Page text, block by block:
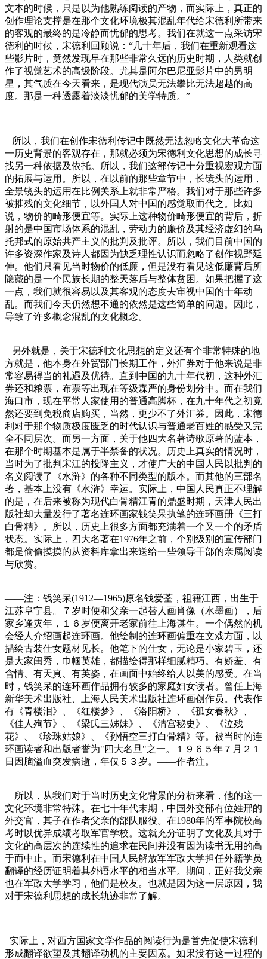
文本的时候，只是以为他熟练阅读的产物，而实际上，真正的
创作理论支撑是在那个文化环境极其混乱年代给宋德利所带来
的客观的最终的是冷静而忧郁的思考。我们在就这一点采访宋
德利的时候，宋德利回顾说：“几十年后，我们在重新观看这
些影片时，竟然发现早在那些非常久远的历史时期，人类就创
作了视觉艺术的高级阶段。尤其是阿尔巴尼亚影片中的男明
星，其气质在今天看来，是现代演员无法攀比无法超越的高
度。那是一种透露着淡淡忧郁的美学特质。”
所以，我们在创作宋德利传记中既然无法忽略文化大革命这
一历史背景的客观存在，那就必须为宋德利文化思想的成长寻
找另一种依据及依托。所以，我们这部传记十分重视宏观方面
的拓展与运用。所以，在以前的那些章节中，长镜头的运用，
全景镜头的运用在比例关系上就非常严格。我们对于那些许多
被摧残的文化细节，以外国人对中国的感觉取而代之。比如
说，物价的畸形便宜等。实际上这种物价畸形便宜的背后，折
射的是中国市场体系的混乱，劳动力的廉价及其经济虚幻的乌
托邦式的原始共产主义的批判及批评。所以，我们目前中国的
许多资深作家及诗人都因为缺乏理性认识而忽略了创作视野延
伸。他们只看见当时物价的低廉，但是没有看见这低廉背后所
隐藏的是一个民族长期的整天落后与整体贫困。如果把握了这
一点，我们就很容易以及其客观的态度去审视中国的十年动
乱。而我们今天仍然想不通的依然是这些简单的问题。因此，
导致了许多概念混乱的文化概念。
另外就是，关于宋德利文化思想的定义还有个非常特殊的地
方就是，他本身在外贸部门长期工作，外汇券对于他来说是非
常容易得当的礼遇及优待。直到中国的九十年代初，这种外汇
券还和粮票，布票等出现在等级森严的身份划分中。而在我们
海口市，现在平常人家使用的普通高脚杯，在九十年代之初竟
然还要到免税商店购买，当然，更少不了外汇券。因此，宋德
利对于那个物质极度匮乏的时代认识与普通老百姓的感受又完
全不同层次。而另一方面，关于他四大名著诗歌原著的蓝本，
在那个时期基本是属于半禁备的状况。历史上真实的情况时，
当时为了批判宋江的投降主义，才使广大的中国人民以批判的
名义阅读了《水浒》的各种不同类型的版本。而其他的三部名
著，基本上没有《水浒》幸运。实际上，中国人民真正不理解
的是，在后来被称为现代白骨精江青的鼎盛时期，天津人民出
版社却大量发行了著名连环画家钱笑呆执笔的连环画册《三打
白骨精》。所以，历史上很多方面都充满着一个又一个的矛盾
状态。实际上，四大名著在1976年之前，个别级别的宣传部门
都是偷偷摸摸的从资料库拿出来送给一些领导干部的亲属阅读
与欣赏。
——注：钱笑呆(1912—1965)原名钱爱荃，祖籍江西，出生于
江苏阜宁县。７岁时便和父亲一起替人画肖像（水墨画），后
家乡逢灾年，１６岁便离开老家前往上海谋生。一个偶然的机
会经人介绍画起连环画。他绘制的连环画偏重在文戏方面，以
描绘古装仕女题材见长。他笔下的仕女，无论是小家碧玉，还
是大家闺秀，巾帼英雄，都描绘得那样细腻精巧。有娇羞、有
含情、有天真、有英姿，在画面中始终给人以美的感受。在当
时，钱笑呆的连环画作品拥有较多的家庭妇女读者。曾任上海
新华美术出版社、上海人民美术出版社连环画创作员。代表作
有《青楼泪》、《红楼梦》、《洛阳桥》、《孤女春秋》、
《佳人殉节》、《梁氏三姊妹》、《清宫秘史》、《泣残
花》、《珍珠姑娘》、《孙悟空三打白骨精》等。被当时的连
环画读者和出版者誉为"四大名旦"之一。１９６５年７月２１
日因脑溢血突发病逝，年仅５３岁。——作者注。
所以，从我们对于当时历史文化背景的分析来看，他的这一
文化环境非常特殊。在七十年代末期，中国外交部有位姓邢的
外交官，其子在作者父亲的部队服役。在1980年的军事院校高
考时以优异成绩考取军官学校。这就充分证明了文化及其对于
文化的高层次的连续性的追求在民间并没有因为读书无用的高
于而中止。而宋德利在中国人民解放军军政大学担任外籍学员
翻译的经历证明着其外语水平的相当水平。期间，正好我父亲
也在军政大学学习，他们是校友。也就是因为这一层原因，我
对于宋德利思想的成长轨迹非常了解。
实际上，对西方国家文学作品的阅读行为是首先促使宋德利
形成翻译欲望及其翻译动机的主要因素。如果没有这一过程的